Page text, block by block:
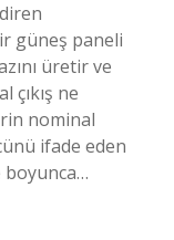
güneş paneli
üretir ve
çıkış ne
nominal
ifade eden
boyunca…